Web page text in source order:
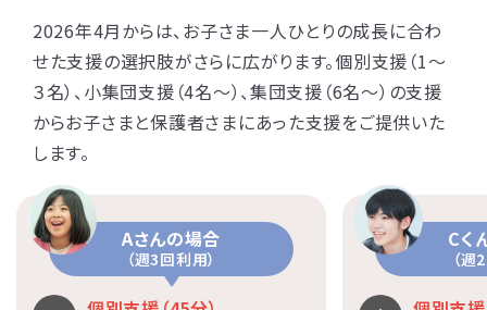
2026年4月からは、お子さま一人ひとりの成長に合わ
せた支援の選択肢がさらに広がります。個別支援（1〜
３名）、小集団支援（4名〜）、集団支援（6名〜）の支援
からお子さまと保護者さまにあった支援をご提供いた
します。
Aさんの場合
（週3回利用）
Cく
（週